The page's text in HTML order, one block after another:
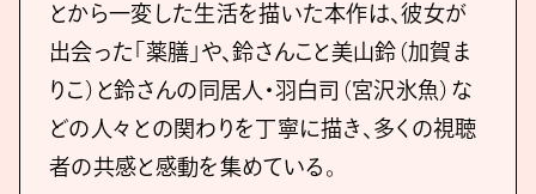
とから一変した生活を描いた本作は、彼女が
出会った「薬膳」や、鈴さんこと美山鈴（加賀ま
りこ）と鈴さんの同居人・羽白司（宮沢氷魚）な
どの人々との関わりを丁寧に描き、多くの視聴
者の共感と感動を集めている。